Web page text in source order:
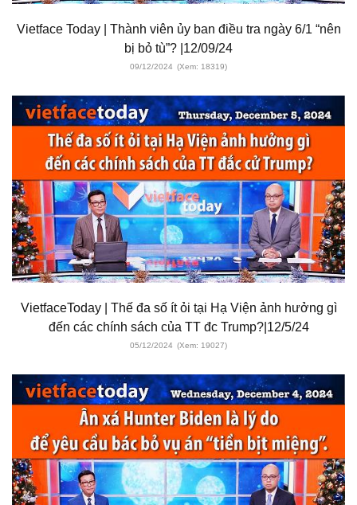
Vietface Today | Thành viên ủy ban điều tra ngày 6/1 “nên
bị bỏ tù”? |12/09/24
09/12/2024 (Xem: 18319)
VietfaceToday | Thế đa số ít ỏi tại Hạ Viện ảnh hưởng gì
đến các chính sách của TT đc Trump?|12/5/24
05/12/2024 (Xem: 19027)